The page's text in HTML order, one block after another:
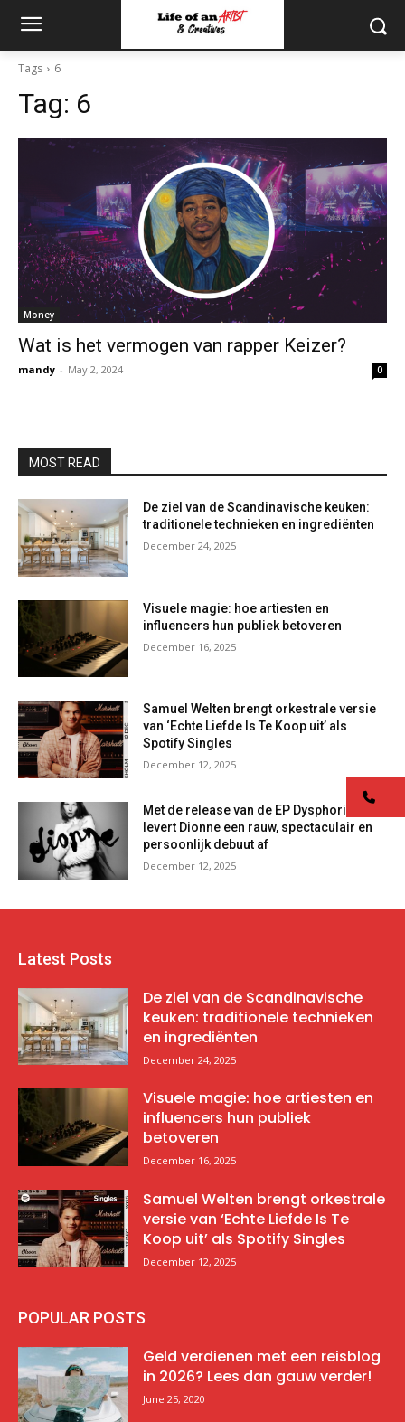
Tags 6
Tag: 6
Money
Wat is het vermogen van rapper Keizer?
mandy - May 2, 2024 0
MOST READ
De ziel van de Scandinavische keuken:
traditionele technieken en ingrediënten
December 24, 2025
Visuele magie: hoe artiesten en
influencers hun publiek betoveren
December 16, 2025
Samuel Welten brengt orkestrale versie
van ‘Echte Liefde Is Te Koop uit’ als
Spotify Singles
December 12, 2025
Met de release van de EP Dysphoria
levert Dionne een rauw, spectaculair en
persoonlijk debuut af
December 12, 2025
Latest Posts
De ziel van de Scandinavische
keuken: traditionele technieken
en ingrediënten
December 24, 2025
Visuele magie: hoe artiesten en
influencers hun publiek
betoveren
December 16, 2025
Samuel Welten brengt orkestrale
versie van ‘Echte Liefde Is Te
Koop uit’ als Spotify Singles
December 12, 2025
POPULAR POSTS
Geld verdienen met een reisblog
in 2026? Lees dan gauw verder!
June 25, 2020